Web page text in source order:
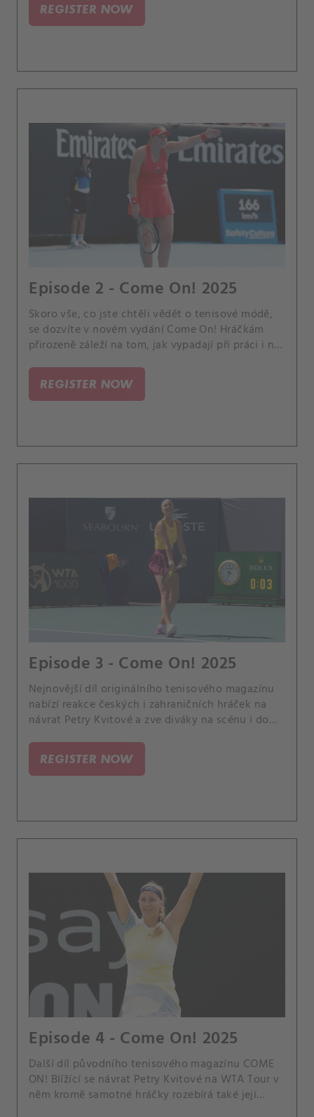
REGISTER NOW
Episode 2 - Come On! 2025
Skoro vše, co jste chtěli vědět o tenisové módě,
se dozvíte v novém vydání Come On! Hráčkám
přirozeně záleží na tom, jak vypadají při práci i na
magazín CANAL+ Sport pojednává o
extravagantních modelech, róbách na plesy a
bankety i sponzorském oblečení na kurty.
REGISTER NOW
Episode 3 - Come On! 2025
Nejnovější díl originálního tenisového magazínu
nabízí reakce českých i zahraničních hráček na
návrat Petry Kvitové a zve diváky na scénu i do
němž měl CANAL+ Sport svůj štáb, včetně
expertky Andrey Hlaváčkové.
REGISTER NOW
Episode 4 - Come On! 2025
Další díl původního tenisového magazínu COME
ON! Blížící se návrat Petry Kvitové na WTA Tour v
něm kromě samotné hráčky rozebírá také její